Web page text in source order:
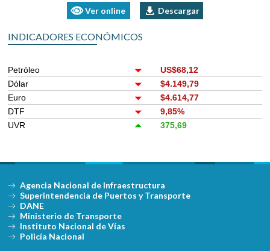
Ver online Descargar
INDICADORES ECONÓMICOS
Petróleo
US$68,12
Dólar
$4.149,79
Euro
$4.614,77
DTF
9,85%
UVR
375,69
Agencia Nacional de Infraestructura
Superintendencia de Puertos y Transporte
DANE
Ministerio de Transporte
Instituto Nacional de Vías
Policía Nacional